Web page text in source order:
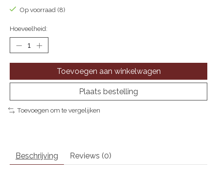
Op voorraad (8)
Hoeveelheid:
Toevoegen aan winkelwagen
Plaats bestelling
Toevoegen om te vergelijken
Beschrijving Reviews (0)